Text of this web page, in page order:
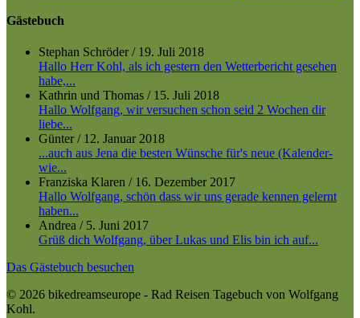
Gästebuch
Stephan Schröder/ 19. Juli 2018
Hallo Herr Kohl, als ich gestern den Wetterbericht gesehen
habe,...
Kathrin und Thomas / 15. Juli 2018
Hallo Wolfgang, wir versuchen schon seid 2 Wochen dir
liebe...
Günter/ 12. Januar 2018
...auch aus Jena die besten Wünsche für's neue (Kalender-
wie...
Franziska Klaren / 16. Dezember 2017
Hallo Wolfgang, schön dass wir uns gerade kennen gelernt
haben...
Andrea / 5. Juni 2017
Grüß dich Wolfgang, über Lukas und Elis bin ich auf...
Das Gästebuch besuchen
© 2026 bikedreamseurope - Rad Reisen Tagebuch von Wolfgang
Kohl.